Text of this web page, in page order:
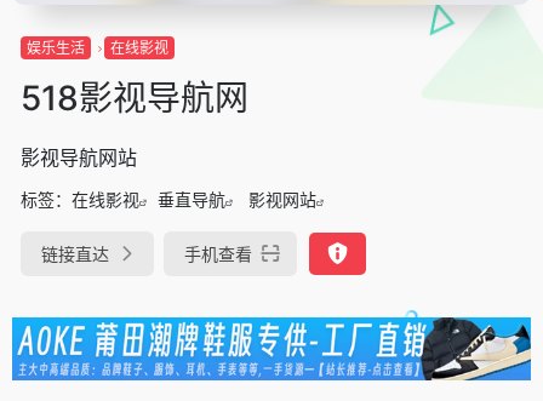
娱乐生活 在线影视
518影视导航网
影视导航网站
标签： 在线影视 垂直导航 影视网站
链接直达 手机查看